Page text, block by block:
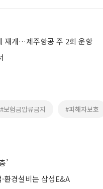
재개…제주항공 주 2회 운항
#보험금압류금지 #피해자보호
’
환경설비는 삼성E&A